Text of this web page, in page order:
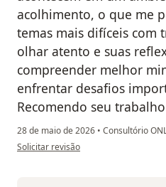
acolhimento, o que me
temas mais difíceis com
olhar atento e suas
compreender melhor
enfrentar desafios
Recomendo seu
28 de maio de 2026 • Consultório
na opinião do utilizador Graciele Moura
Solicitar revisão